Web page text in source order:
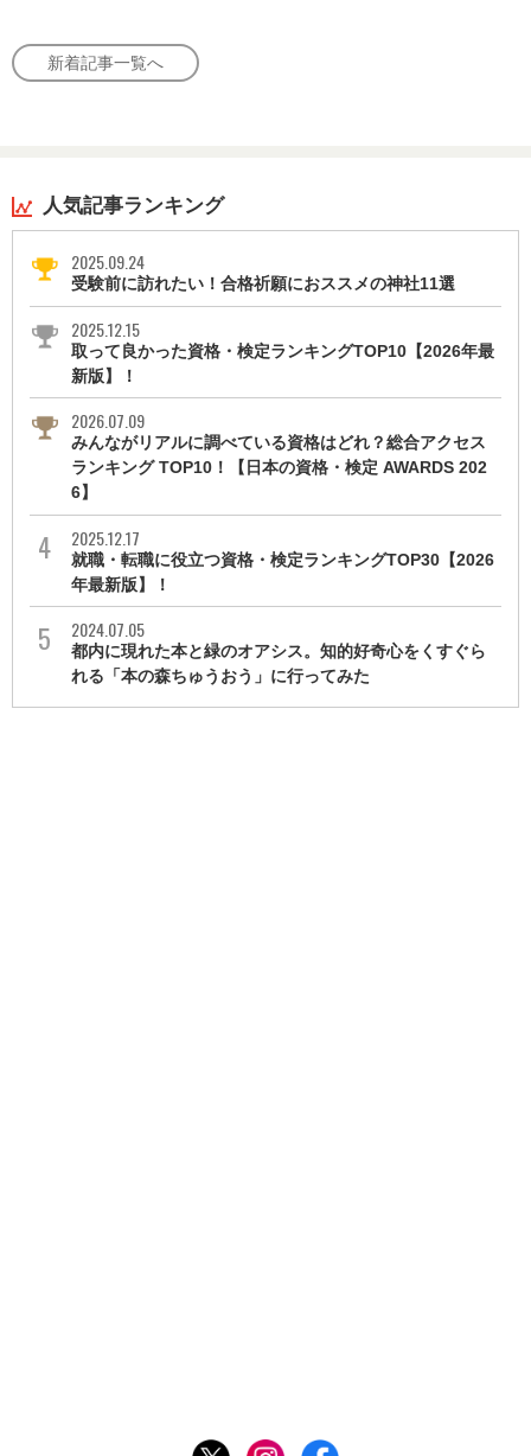
新着記事一覧へ
人気記事ランキング
2025.09.24
受験前に訪れたい！合格祈願におススメの神社11選
2025.12.15
取って良かった資格・検定ランキングTOP10【2026年最
新版】！
2026.07.09
みんながリアルに調べている資格はどれ？総合アクセス
ランキング TOP10！【日本の資格・検定 AWARDS 202
6】
2025.12.17
就職・転職に役立つ資格・検定ランキングTOP30【2026
年最新版】！
2024.07.05
都内に現れた本と緑のオアシス。知的好奇心をくすぐら
れる「本の森ちゅうおう」に行ってみた